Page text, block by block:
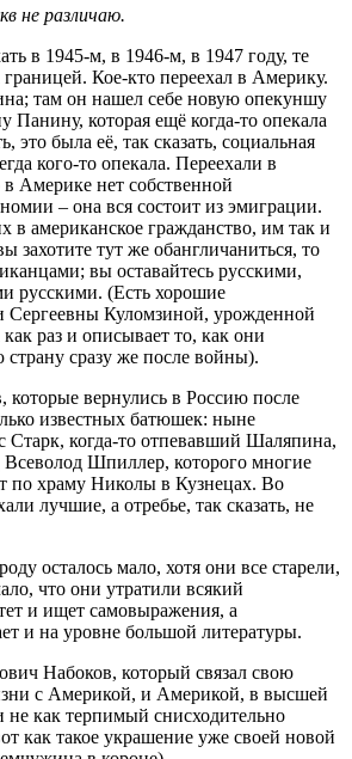
не различаю.
в 1945-м, в 1946-м, в 1947 году, те
границей. Кое-кто переехал в Америку.
там он нашел себе новую опекуншу
которая ещё когда-то опекала
это была её, так сказать, социальная
кого-то опекала. Переехали в
Америке нет собственной
– она вся состоит из эмиграции.
в американское гражданство, им так и
захотите тут же обангличаниться, то
вы оставайтесь русскими,
русскими. (Есть хорошие
Сергеевны Куломзиной, урожденной
раз и описывает то, как они
сразу же после войны).
которые вернулись в Россию после
известных батюшек: ныне
Старк, когда-то отпевавший Шаляпина,
Шпиллер, которого многие
по храму Николы в Кузнецах. Во
лучшие, а отребье, так сказать, не
осталось мало, хотя они все старели,
что они утратили всякий
и ищет самовыражения, а
и на уровне большой литературы.
Набоков, который связал свою
с Америкой, и Америкой, в высшей
как терпимый снисходительно
как такое украшение уже своей новой